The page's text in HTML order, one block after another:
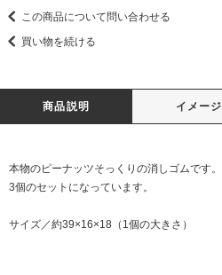
この商品について問い合わせる
買い物を続ける
商品説明 イメージ
本物のピーナッツそっくりの消しゴムです。
3個のセットになっています。
サイズ／約39×16×18（1個の大きさ）